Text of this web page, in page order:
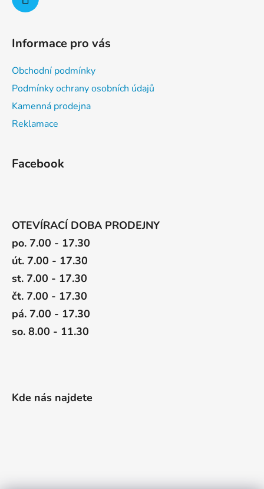
Informace pro vás
Obchodní podmínky
Podmínky ochrany osobních údajů
Kamenná prodejna
Reklamace
Facebook
OTEVÍRACÍ DOBA PRODEJNY
po. 7.00 - 17.30
út. 7.00 - 17.30
st. 7.00 - 17.30
čt. 7.00 - 17.30
pá. 7.00 - 17.30
so. 8.00 - 11.30
Kde nás najdete